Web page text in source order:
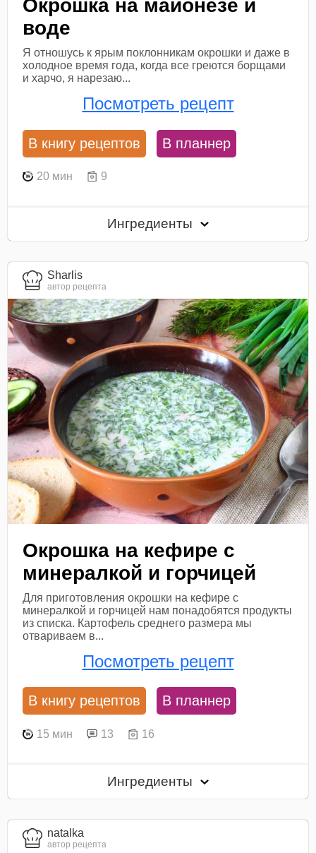
Окрошка на майонезе и
воде
Я отношусь к ярым поклонникам окрошки и даже в
холодное время года, когда все греются борщами
и харчо, я нарезаю...
Посмотреть рецепт
В книгу рецептов В планнер
20 мин 9
Ингредиенты
Sharlis
автор рецепта
Окрошка на кефире с
минералкой и горчицей
Для приготовления окрошки на кефире с
минералкой и горчицей нам понадобятся продукты
из списка. Картофель среднего размера мы
отвариваем в...
Посмотреть рецепт
В книгу рецептов В планнер
15 мин 13 16
Ингредиенты
natalka
автор рецепта